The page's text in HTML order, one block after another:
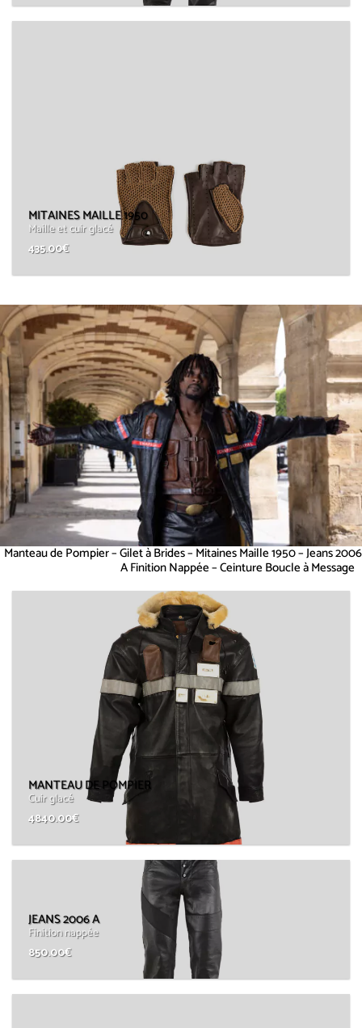
MITAINES MAILLE 1950
Maille et cuir glacé
435.00€
Manteau de Pompier – Gilet à Brides – Mitaines Maille 1950 – Jeans 2006
A Finition Nappée – Ceinture Boucle à Message
MANTEAU DE POMPIER
Cuir glacé
4840.00€
JEANS 2006 A
Finition nappée
850.00€